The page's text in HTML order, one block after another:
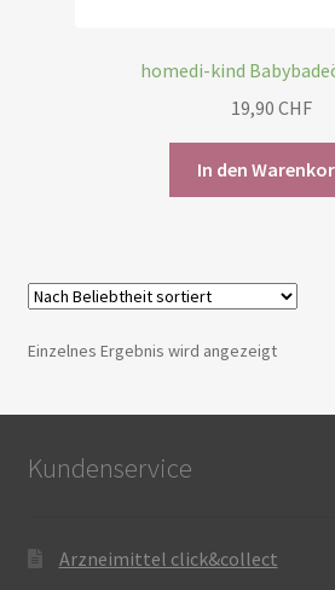
homedi-kind
19,90 CHF
In den
Einzelnes Ergebnis wird angezeigt
Kundenservice
Arzneimittel click&collect